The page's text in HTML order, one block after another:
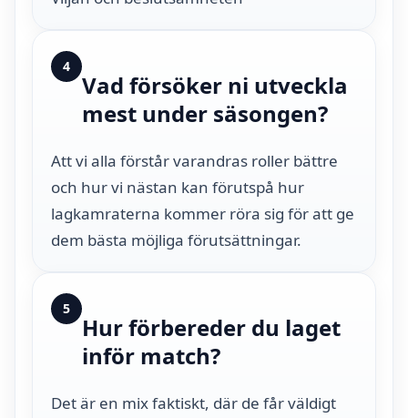
4
Vad försöker ni utveckla
mest under säsongen?
Att vi alla förstår varandras roller bättre
och hur vi nästan kan förutspå hur
lagkamraterna kommer röra sig för att ge
dem bästa möjliga förutsättningar.
5
Hur förbereder du laget
inför match?
Det är en mix faktiskt, där de får väldigt